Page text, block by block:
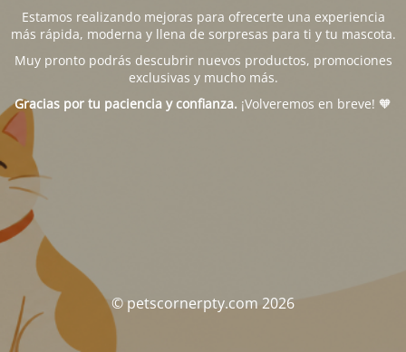
Estamos realizando mejoras para ofrecerte una experiencia
más rápida, moderna y llena de sorpresas para ti y tu mascota.
Muy pronto podrás descubrir nuevos productos, promociones
exclusivas y mucho más.
Gracias por tu paciencia y confianza. ¡Volveremos en breve! 🧡
© petscornerpty.com 2026